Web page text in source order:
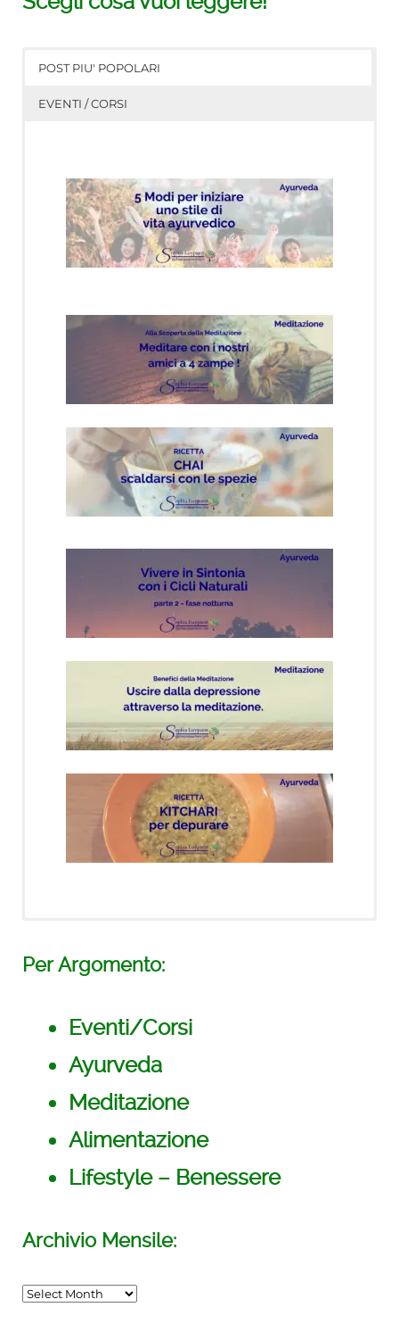
POST PIU' POPOLARI
EVENTI / CORSI
con Deepak
INCONTRO di MEDITAZIONE del
Per Argomento:
Eventi/Corsi
Ayurveda
Meditazione
Alimentazione
Lifestyle – Benessere
Archivio Mensile: